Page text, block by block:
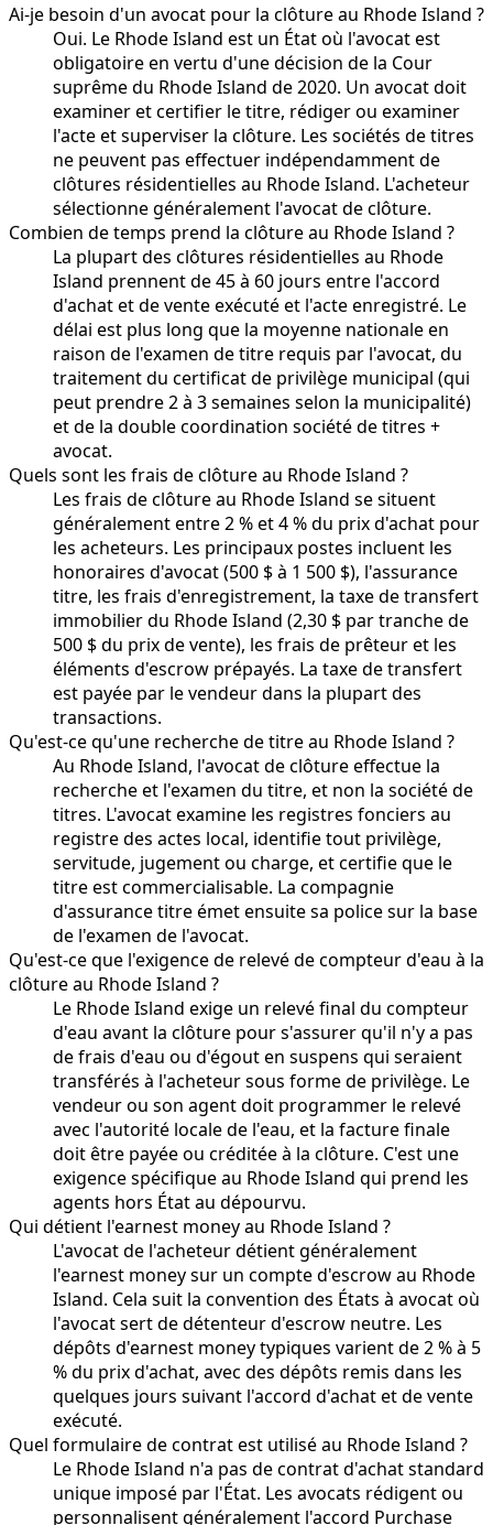
Ai-je besoin d'un avocat pour la clôture au Rhode Island ?
Oui. Le Rhode Island est un État où l'avocat est
obligatoire en vertu d'une décision de la Cour
suprême du Rhode Island de 2020. Un avocat doit
examiner et certifier le titre, rédiger ou examiner
l'acte et superviser la clôture. Les sociétés de titres
ne peuvent pas effectuer indépendamment de
clôtures résidentielles au Rhode Island. L'acheteur
sélectionne généralement l'avocat de clôture.
Combien de temps prend la clôture au Rhode Island ?
La plupart des clôtures résidentielles au Rhode
Island prennent de 45 à 60 jours entre l'accord
d'achat et de vente exécuté et l'acte enregistré. Le
délai est plus long que la moyenne nationale en
raison de l'examen de titre requis par l'avocat, du
traitement du certificat de privilège municipal (qui
peut prendre 2 à 3 semaines selon la municipalité)
et de la double coordination société de titres +
avocat.
Quels sont les frais de clôture au Rhode Island ?
Les frais de clôture au Rhode Island se situent
généralement entre 2 % et 4 % du prix d'achat pour
les acheteurs. Les principaux postes incluent les
honoraires d'avocat (500 $ à 1 500 $), l'assurance
titre, les frais d'enregistrement, la taxe de transfert
immobilier du Rhode Island (2,30 $ par tranche de
500 $ du prix de vente), les frais de prêteur et les
éléments d'escrow prépayés. La taxe de transfert
est payée par le vendeur dans la plupart des
transactions.
Qu'est-ce qu'une recherche de titre au Rhode Island ?
Au Rhode Island, l'avocat de clôture effectue la
recherche et l'examen du titre, et non la société de
titres. L'avocat examine les registres fonciers au
registre des actes local, identifie tout privilège,
servitude, jugement ou charge, et certifie que le
titre est commercialisable. La compagnie
d'assurance titre émet ensuite sa police sur la base
de l'examen de l'avocat.
Qu'est-ce que l'exigence de relevé de compteur d'eau à la
clôture au Rhode Island ?
Le Rhode Island exige un relevé final du compteur
d'eau avant la clôture pour s'assurer qu'il n'y a pas
de frais d'eau ou d'égout en suspens qui seraient
transférés à l'acheteur sous forme de privilège. Le
vendeur ou son agent doit programmer le relevé
avec l'autorité locale de l'eau, et la facture finale
doit être payée ou créditée à la clôture. C'est une
exigence spécifique au Rhode Island qui prend les
agents hors État au dépourvu.
Qui détient l'earnest money au Rhode Island ?
L'avocat de l'acheteur détient généralement
l'earnest money sur un compte d'escrow au Rhode
Island. Cela suit la convention des États à avocat où
l'avocat sert de détenteur d'escrow neutre. Les
dépôts d'earnest money typiques varient de 2 % à 5
% du prix d'achat, avec des dépôts remis dans les
quelques jours suivant l'accord d'achat et de vente
exécuté.
Quel formulaire de contrat est utilisé au Rhode Island ?
Le Rhode Island n'a pas de contrat d'achat standard
unique imposé par l'État. Les avocats rédigent ou
personnalisent généralement l'accord Purchase